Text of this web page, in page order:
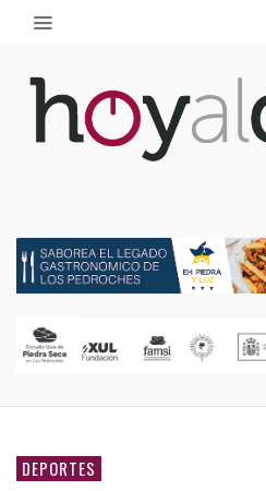
DEPORTES